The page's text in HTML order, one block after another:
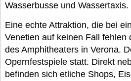
Wasserbusse und Wassertaxis.
Eine echte Attraktion, die bei
Venetien auf keinen Fall fehlen
des Amphitheaters in Verona.
Opernfestspiele statt. Direkt
befinden sich etliche Shops,